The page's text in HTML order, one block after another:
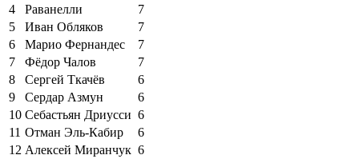
4
Раванелли
7
5
Иван Обляков
7
6
Марио Фернандес
7
7
Фёдор Чалов
7
8
Сергей Ткачёв
6
9
Сердар Азмун
6
10 Себастьян Дриусси 6
11 Отман Эль-Кабир
6
12 Алексей Миранчук 6